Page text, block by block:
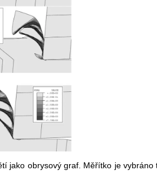
jako obrysový graf. Měřítko je vybráno